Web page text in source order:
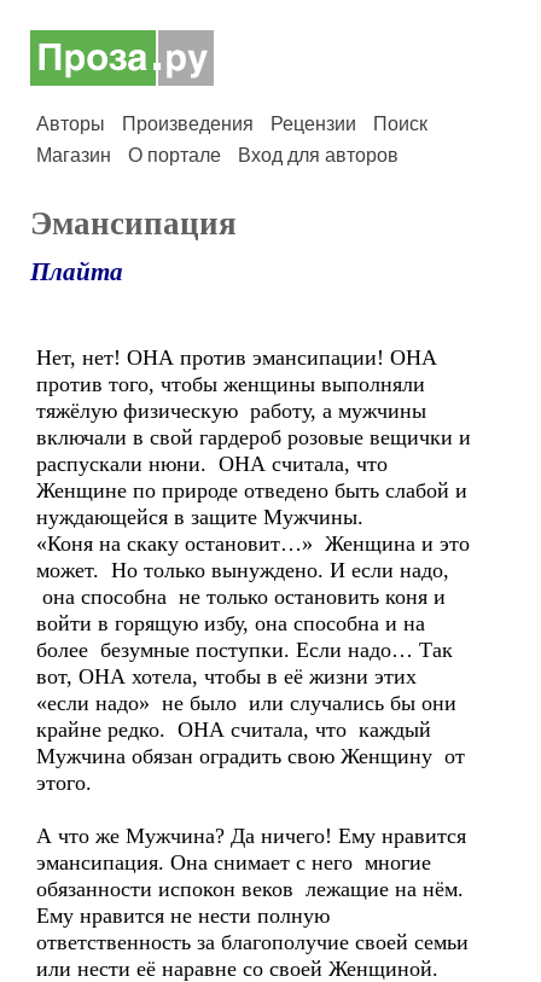
Авторы Произведения Рецензии
Поиск
Магазин
О портале Вход для авторов
Эмансипация
Плайта
Нет, нет! ОНА против эмансипации! ОНА
против того, чтобы женщины выполняли
тяжёлую физическую работу, а мужчины
включали в свой гардероб розовые вещички и
распускали нюни. ОНА считала, что
Женщине по природе отведено быть слабой и
нуждающейся в защите Мужчины.
«Коня на скаку остановит…» Женщина и это
может. Но только вынуждено. И если надо,
она способна не только остановить коня и
войти в горящую избу, она способна и на
более безумные поступки. Если надо… Так
вот, ОНА хотела, чтобы в её жизни этих
«если надо» не было или случались бы они
крайне редко. ОНА считала, что каждый
Мужчина обязан оградить свою Женщину от
этого.
А что же Мужчина? Да ничего! Ему нравится
эмансипация. Она снимает с него многие
обязанности испокон веков лежащие на нём.
Ему нравится не нести полную
ответственность за благополучие своей семьи
или нести её наравне со своей Женщиной.